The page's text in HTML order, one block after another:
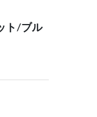
ト/ブル